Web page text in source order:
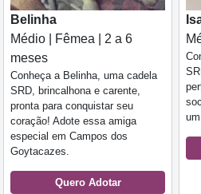
Belinha
Médio | Fêmea | 2 a 6
meses
Conheça a Belinha, uma cadela
SRD, brincalhona e carente,
pronta para conquistar seu
coração! Adote essa amiga
especial em Campos dos
Goytacazes.
Quero Adotar